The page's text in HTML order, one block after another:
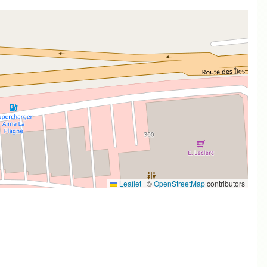
Leaflet | ©OpenStreetMapcontributors